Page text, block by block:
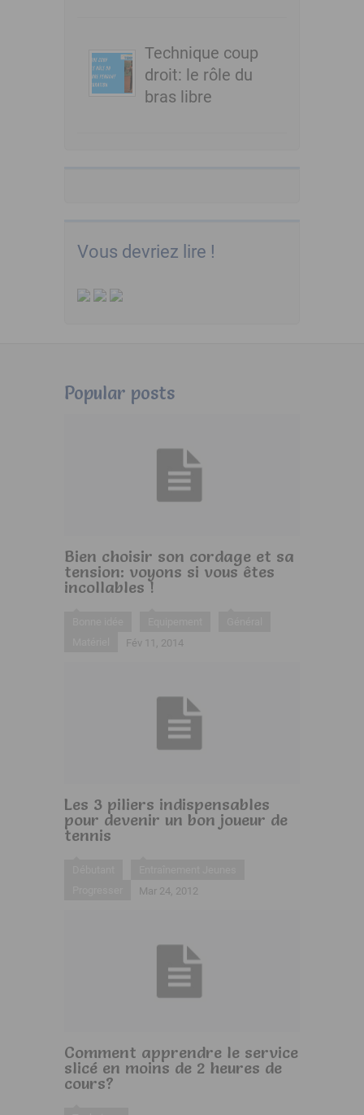
Technique coup
droit: le rôle du
bras libre
Vous devriez lire !
Popular posts
Bien choisir son cordage et sa
tension: voyons si vous êtes
incollables !
Fév 11, 2014
Les 3 piliers indispensables
pour devenir un bon joueur de
tennis
Mar 24, 2012
Comment apprendre le service
slicé en moins de 2 heures de
cours?